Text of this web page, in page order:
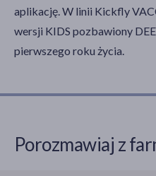
Marka
Kickfly Fentilan Gel(1)
aplikację. W linii Kickfly
wersji KIDS pozbawiony
pierwszego roku życia.
Porozmawiaj z